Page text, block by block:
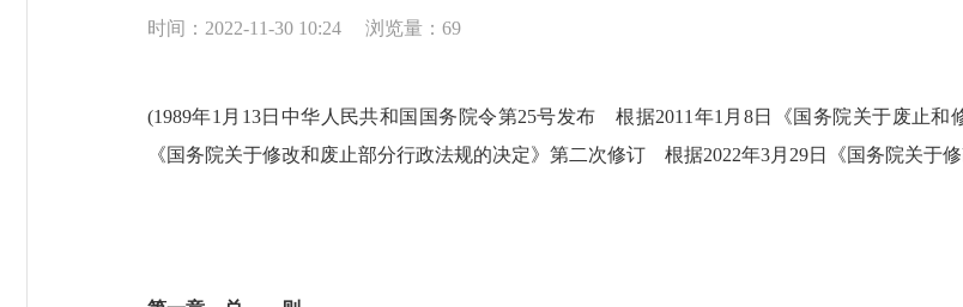
时间：2022-11-30 10:24 浏览量： 69
(1989年1月13日中华人民共和国国务院令第25号发布 根据2011年1月8日《国务院关于废止
《国务院关于修改和废止部分行政法规的决定》第二次修订 根据2022年3月29日《国务院关于